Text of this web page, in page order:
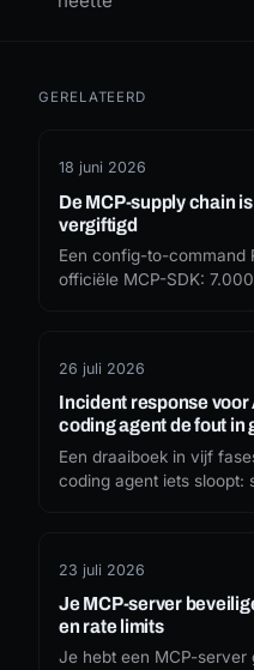
GERELATEERD
18 juni 2026
De MCP-supply chain
vergiftigd
Een config-to-command
officiële MCP-SDK:
26 juli 2026
Incident response voor
coding agent de fout in
Een draaiboek in vijf
coding agent iets sloopt:
23 juli 2026
Je MCP-server
en rate limits
Je hebt een MCP-server